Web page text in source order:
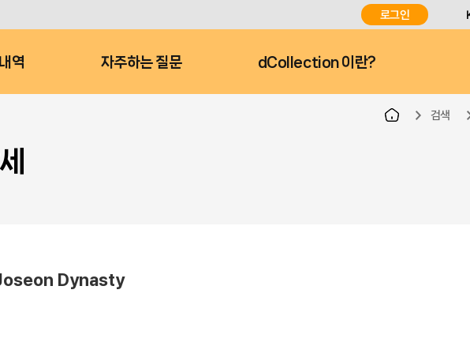
로그인
역 자주하는 질문 dCollection 이란?
검색
Dynasty